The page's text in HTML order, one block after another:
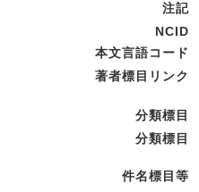
注記
NCID
本文言語コード
著者標目リンク
分類標目
分類標目
件名標目等